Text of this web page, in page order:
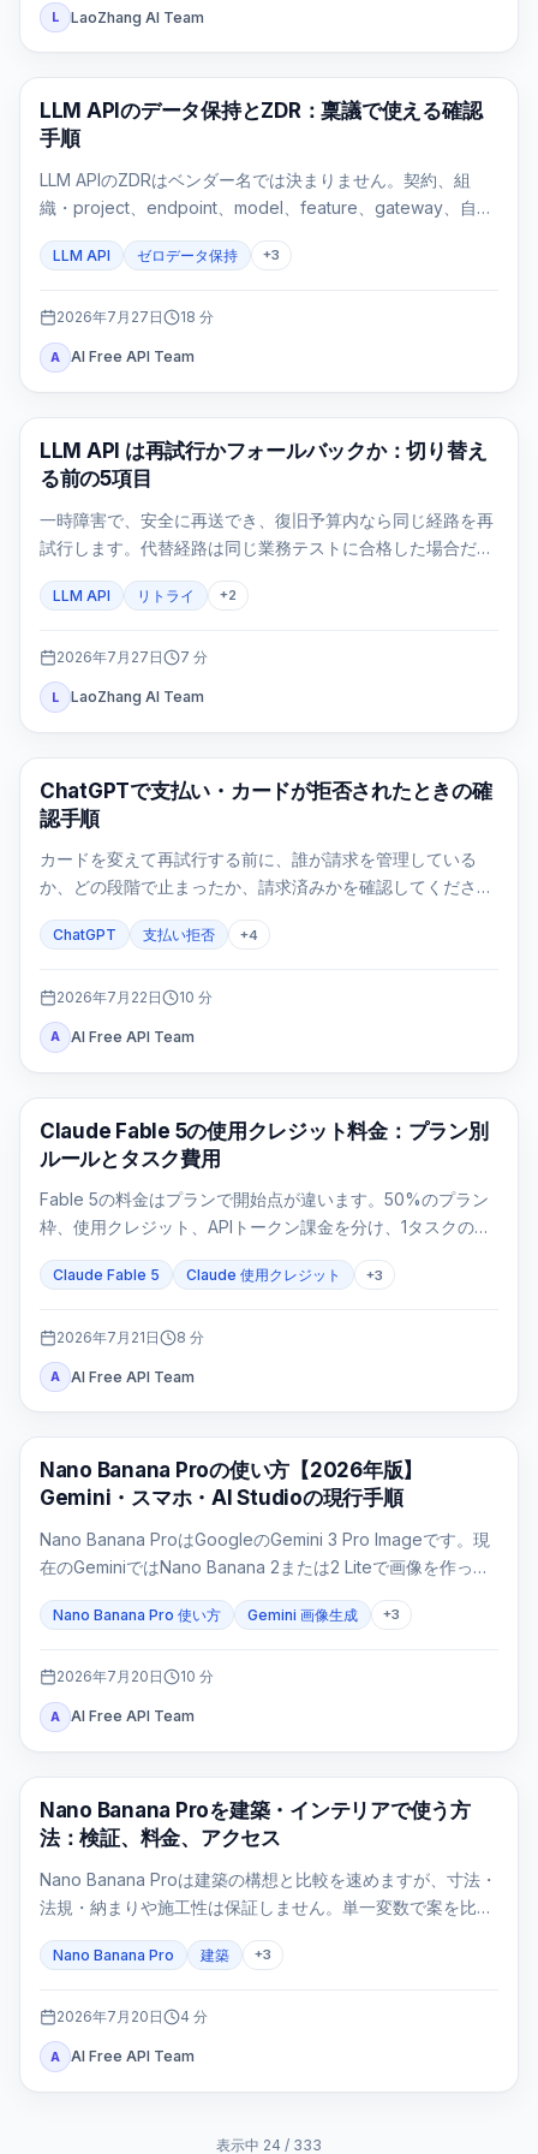
L LaoZhang AI Team
API ガイド
LLM APIのデータ保持とZDR：稟議で使える確認
手順
LLM APIのZDRはベンダー名では決まりません。契約、組
織・project、endpoint、model、feature、gateway、自社
す。
LLM API ゼロデータ保持 +3
2026年7月27日 18 分
A AI Free API Team
API ガイド
LLM API は再試行かフォールバックか：切り替え
る前の5項目
一時障害で、安全に再送でき、復旧予算内なら同じ経路を再
試行します。代替経路は同じ業務テストに合格した場合だけ
LLM API リトライ +2
2026年7月27日 7 分
L LaoZhang AI Team
ChatGPT
ChatGPTで支払い・カードが拒否されたときの確
認手順
カードを変えて再試行する前に、誰が請求を管理している
か、どの段階で止まったか、請求済みかを確認してくださ
で安全に整理します。
ChatGPT 支払い拒否 +4
2026年7月22日 10 分
A AI Free API Team
Claude Code
Claude Fable 5の使用クレジット料金：プラン別
ルールとタスク費用
Fable 5の料金はプランで開始点が違います。50%のプラン
枠、使用クレジット、APIトークン課金を分け、1タスクの費
Claude Fable 5 Claude 使用クレジット +3
2026年7月21日 8 分
A AI Free API Team
AI 画像生成
Nano Banana Proの使い方【2026年版】
Gemini・スマホ・AI Studioの現行手順
Nano Banana ProはGoogleのGemini 3 Pro Imageです。現
在のGeminiではNano Banana 2または2 Liteで画像を作った
直接指定する入口はAI Studio/APIです。
Nano Banana Pro 使い方 Gemini 画像生成 +3
2026年7月20日 10 分
A AI Free API Team
AI画像生成
Nano Banana Proを建築・インテリアで使う方
法：検証、料金、アクセス
Nano Banana Proは建築の構想と比較を速めますが、寸法・
法規・納まりや施工性は保証しません。単一変数で案を比較
Nano Banana Pro 建築 +3
2026年7月20日 4 分
A AI Free API Team
表示中 24 / 333